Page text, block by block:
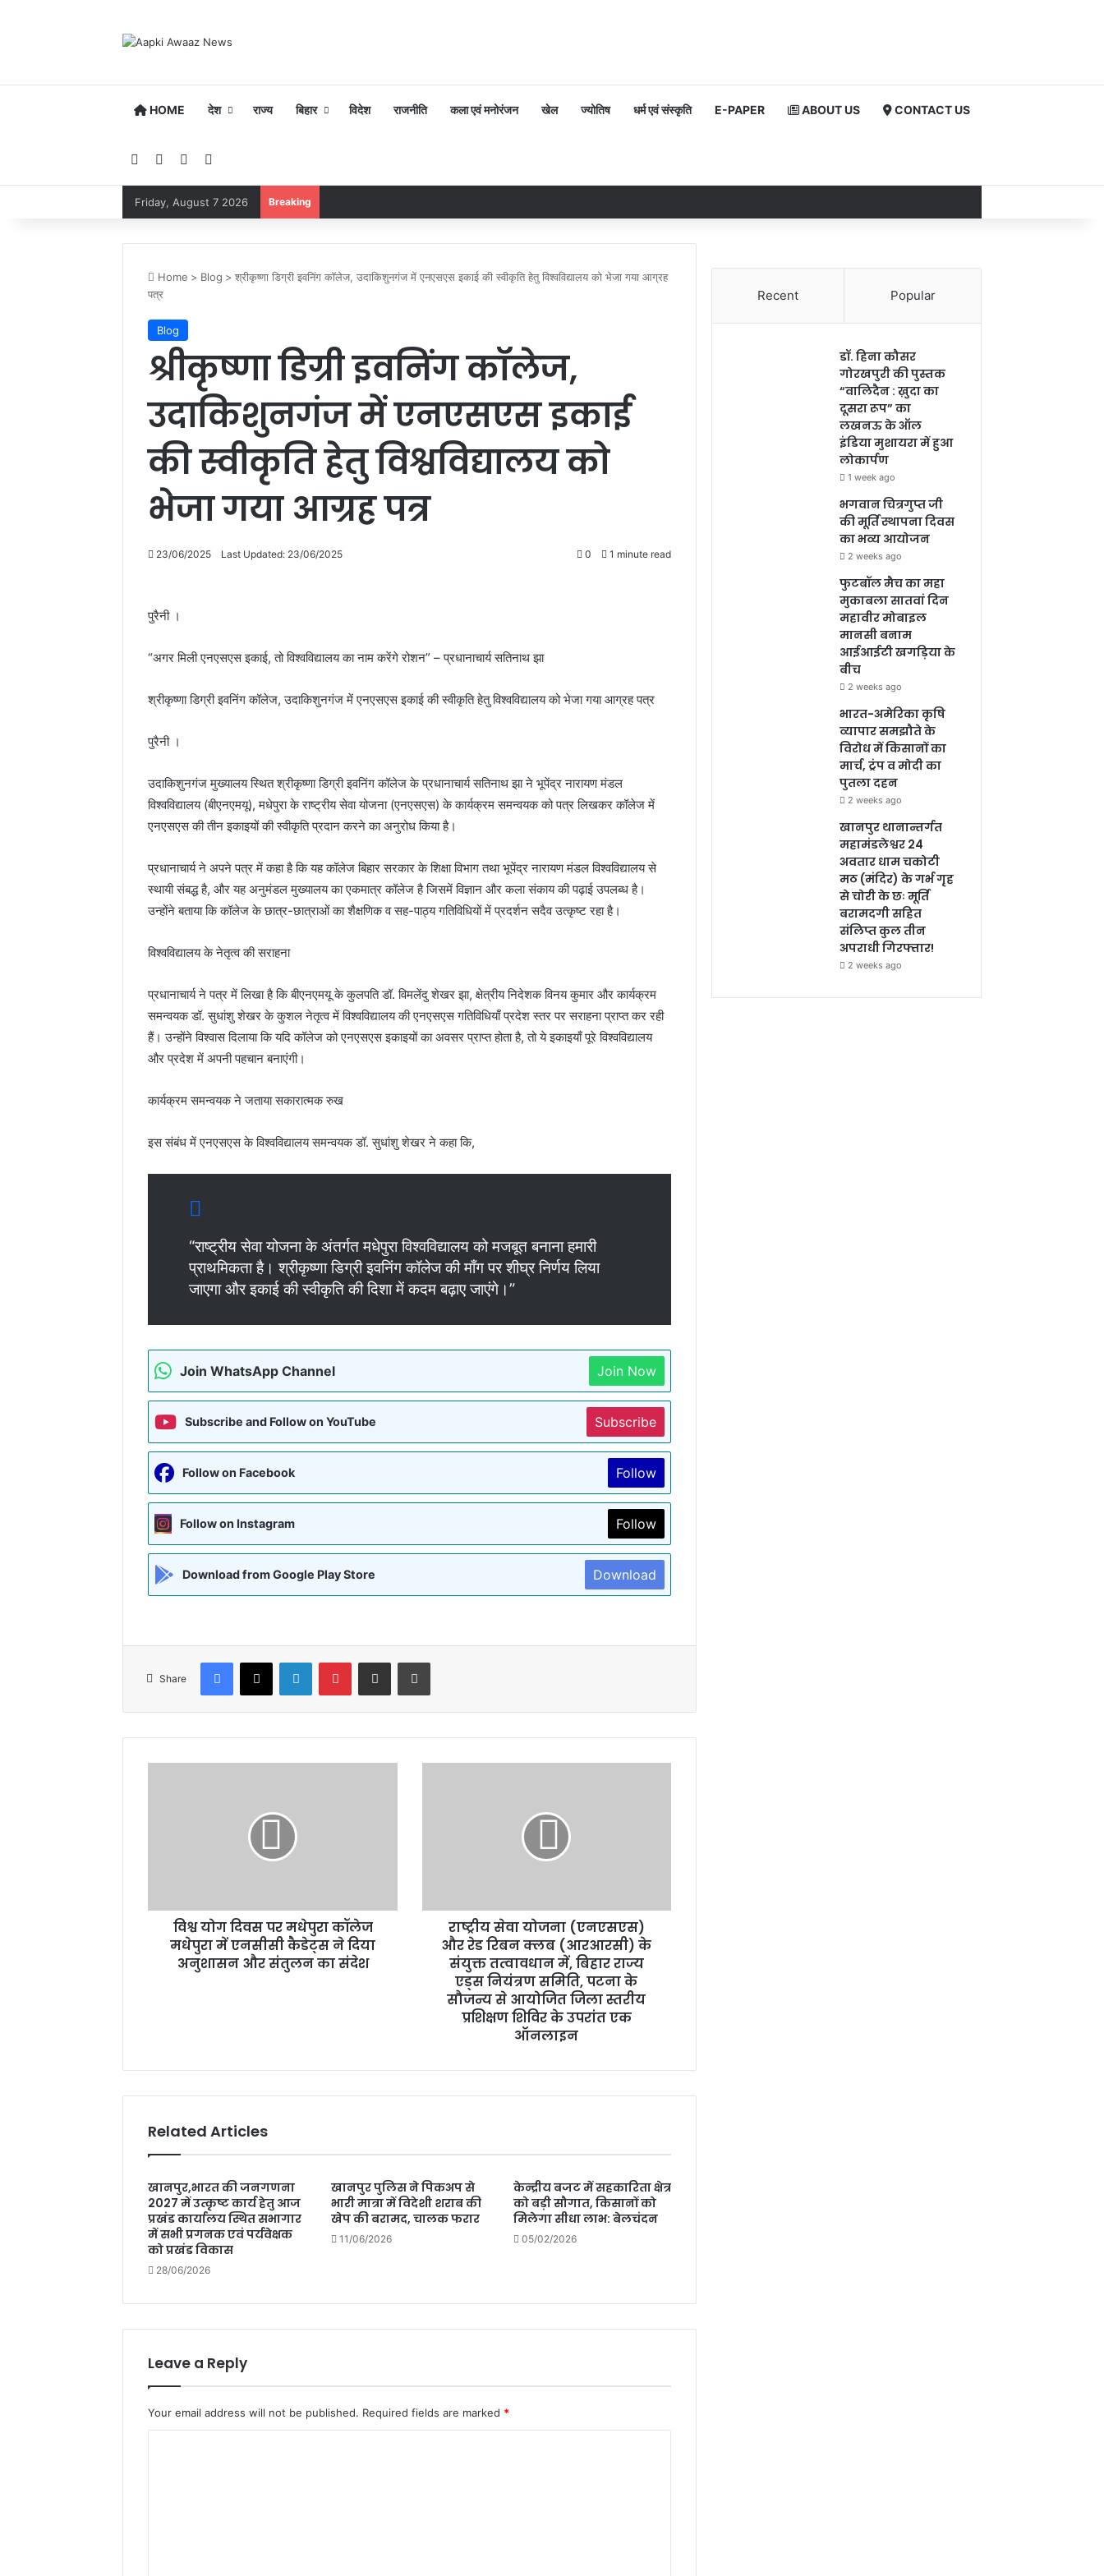
HOME देश राज्य बिहार विदेश राजनीति कला एवं मनोरंजन खेल ज्योतिष धर्म एवं संस्कृति E-PAPER ABOUT US CONTACT US
FacebookYouTubeInstagram
Friday, August 7 2026 Breaking
Home > Blog > श्रीकृष्णा डिग्री इवनिंग कॉलेज, उदाकिशुनगंज में एनएसएस इकाई की स्वीकृति हेतु विश्वविद्यालय को भेजा गया आग्रह
पत्र
Blog
श्रीकृष्णा डिग्री इवनिंग कॉलेज,
उदाकिशुनगंज में एनएसएस इकाई
की स्वीकृति हेतु विश्वविद्यालय को
भेजा गया आग्रह पत्र
23/06/2025 Last Updated: 23/06/2025 0 1 minute read
पुरैनी ।
“अगर मिली एनएसएस इकाई, तो विश्वविद्यालय का नाम करेंगे रोशन” – प्रधानाचार्य सतिनाथ झा
श्रीकृष्णा डिग्री इवनिंग कॉलेज, उदाकिशुनगंज में एनएसएस इकाई की स्वीकृति हेतु विश्वविद्यालय को भेजा गया आग्रह पत्र
पुरैनी ।
उदाकिशुनगंज मुख्यालय स्थित श्रीकृष्णा डिग्री इवनिंग कॉलेज के प्रधानाचार्य सतिनाथ झा ने भूपेंद्र नारायण मंडल
विश्वविद्यालय (बीएनएमयू), मधेपुरा के राष्ट्रीय सेवा योजना (एनएसएस) के कार्यक्रम समन्वयक को पत्र लिखकर कॉलेज में
एनएसएस की तीन इकाइयों की स्वीकृति प्रदान करने का अनुरोध किया है।
प्रधानाचार्य ने अपने पत्र में कहा है कि यह कॉलेज बिहार सरकार के शिक्षा विभाग तथा भूपेंद्र नारायण मंडल विश्वविद्यालय से
स्थायी संबद्ध है, और यह अनुमंडल मुख्यालय का एकमात्र कॉलेज है जिसमें विज्ञान और कला संकाय की पढ़ाई उपलब्ध है।
उन्होंने बताया कि कॉलेज के छात्र-छात्राओं का शैक्षणिक व सह-पाठ्य गतिविधियों में प्रदर्शन सदैव उत्कृष्ट रहा है।
विश्वविद्यालय के नेतृत्व की सराहना
प्रधानाचार्य ने पत्र में लिखा है कि बीएनएमयू के कुलपति डॉ. विमलेंदु शेखर झा, क्षेत्रीय निदेशक विनय कुमार और कार्यक्रम
समन्वयक डॉ. सुधांशु शेखर के कुशल नेतृत्व में विश्वविद्यालय की एनएसएस गतिविधियाँ प्रदेश स्तर पर सराहना प्राप्त कर रही
हैं। उन्होंने विश्वास दिलाया कि यदि कॉलेज को एनएसएस इकाइयों का अवसर प्राप्त होता है, तो ये इकाइयाँ पूरे विश्वविद्यालय
और प्रदेश में अपनी पहचान बनाएंगी।
कार्यक्रम समन्वयक ने जताया सकारात्मक रुख
इस संबंध में एनएसएस के विश्वविद्यालय समन्वयक डॉ. सुधांशु शेखर ने कहा कि,
“राष्ट्रीय सेवा योजना के अंतर्गत मधेपुरा विश्वविद्यालय को मजबूत बनाना हमारी
प्राथमिकता है। श्रीकृष्णा डिग्री इवनिंग कॉलेज की माँग पर शीघ्र निर्णय लिया
जाएगा और इकाई की स्वीकृति की दिशा में कदम बढ़ाए जाएंगे।”
Join WhatsApp Channel Join Now
Subscribe and Follow on YouTube Subscribe
Follow on Facebook Follow
Follow on Instagram Follow
Download from Google Play Store Download
Share
Facebook
X LinkedInPinterestShare via Email Print
एनसीसी
कैडेट्सविश्व योग दिवस पर मधेपुरा कॉलेज
मधेपुरा में एनसीसी कैडेट्स ने दिया
अनुशासन और संतुलन का संदेश
(आरआरसी)
संयुक्त
तत्वावधान
के
स्तरीय
प्रशिक्षण
शिविर
राष्ट्रीय सेवा योजना (एनएसएस)
और रेड रिबन क्लब (आरआरसी) के
संयुक्त तत्वावधान में, बिहार राज्य
एड्स नियंत्रण समिति, पटना के
सौजन्य से आयोजित जिला स्तरीय
प्रशिक्षण शिविर के उपरांत एक
ऑनलाइन
Related Articles
खानपुर,भारत की जनगणना
2027 में उत्कृष्ट कार्य हेतु आज
प्रखंड कार्यालय स्थित सभागार
में सभी प्रगनक एवं पर्यवेक्षक
को प्रखंड विकास
28/06/2026
खानपुर पुलिस ने पिकअप से
भारी मात्रा में विदेशी शराब की
खेप की बरामद, चालक फरार
11/06/2026
केन्द्रीय बजट में सहकारिता क्षेत्र
को बड़ी सौगात, किसानों को
मिलेगा सीधा लाभ: बेलचंदन
05/02/2026
Leave a Reply
Your email address will not be published. Required fields are marked *
Recent Popular
डॉ. हिना कौसर
गोरखपुरी की पुस्तक
“वालिदैन : ख़ुदा का
दूसरा रूप” का
लखनऊ के ऑल
इंडिया मुशायरा में हुआ
लोकार्पण
1 week ago
भगवान चित्रगुप्त जी
की मूर्ति स्थापना दिवस
का भव्य आयोजन
2 weeks ago
फुटबॉल मैच का महा
मुकाबला सातवां दिन
महावीर मोबाइल
मानसी बनाम
आईआईटी खगड़िया के
बीच
2 weeks ago
भारत-अमेरिका कृषि
व्यापार समझौते के
विरोध में किसानों का
मार्च, ट्रंप व मोदी का
पुतला दहन
2 weeks ago
खानपुर थानान्तर्गत
महामंडलेश्वर 24
अवतार धाम चकोटी
मठ (मंदिर) के गर्भ गृह
से चोरी के छः मूर्ति
बरामदगी सहित
संलिप्त कुल तीन
अपराधी गिरफ्तार!
2 weeks ago